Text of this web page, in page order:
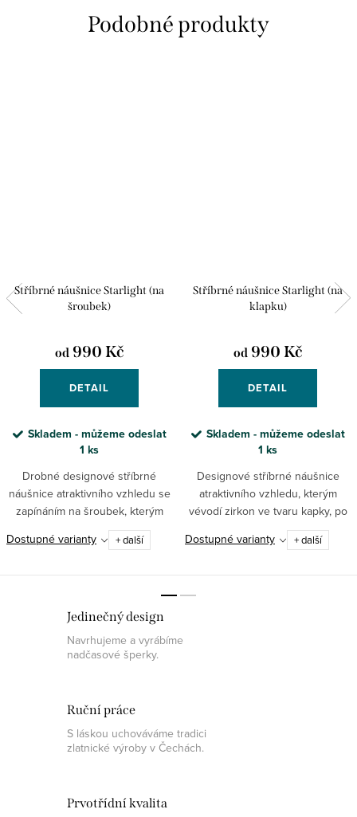
Stříbrné náušnice Starlight (na
šroubek)
od990 Kč
DETAIL
Skladem - můžeme odeslat
1 ks
Drobné designové stříbrné
náušnice atraktivního vzhledu se
zapínáním na šroubek, kterým
vévodí zirkon ve tvaru kapky, po
celém obvodu posázený dalšími
Dostupné varianty + další
Stříbrné náušnice Starlight (na
klapku)
od990 Kč
DETAIL
Skladem - můžeme odeslat
1 ks
Designové stříbrné náušnice
atraktivního vzhledu, kterým
vévodí zirkon ve tvaru kapky, po
celém obvodu posázený dalšími
zirkony, s pohodlným zapínáním
Dostupné varianty + další
Jedinečný design
Navrhujeme a vyrábíme
nadčasové šperky.
Ruční práce
S láskou uchováváme tradici
zlatnické výroby v Čechách.
Prvotřídní kvalita